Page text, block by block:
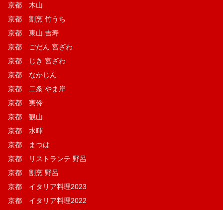
京都 木山
京都 割烹 竹うち
京都 東山 吉寿
京都 ごだん 宮ざわ
京都 じき 宮ざわ
京都 なかじん
京都 二条 やま岸
京都 実伶
京都 観山
京都 水暉
京都 まつは
京都 リストランテ 野呂
京都 割烹 野呂
京都 イタリア料理2023
京都 イタリア料理2022